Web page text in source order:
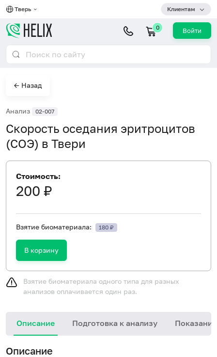
Тверь Клиентам
0 Войти
← Назад
Анализ 02-007
Скорость оседания эритроцитов
(СОЭ) в Твери
Стоимость:
200 ₽
Взятие биоматериала: 180 ₽
В корзину
Взятие биоматериала одного типа для разных
анализов оплачивается один раз.
Описание Подготовка к анализу
Описание